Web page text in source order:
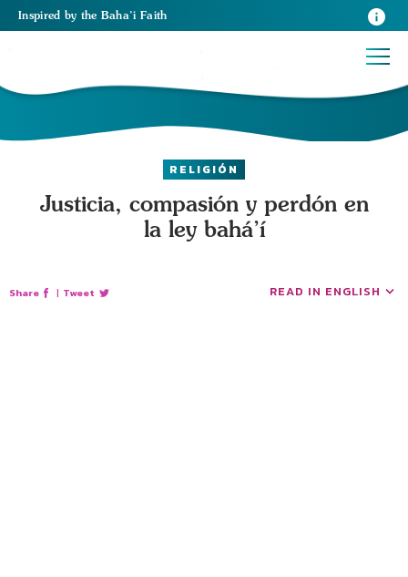
Inspired by the Baha’i Faith
RELIGIÓN
Justicia, compasión y perdón en
la ley bahá’í
Share | Tweet READ IN ENGLISH